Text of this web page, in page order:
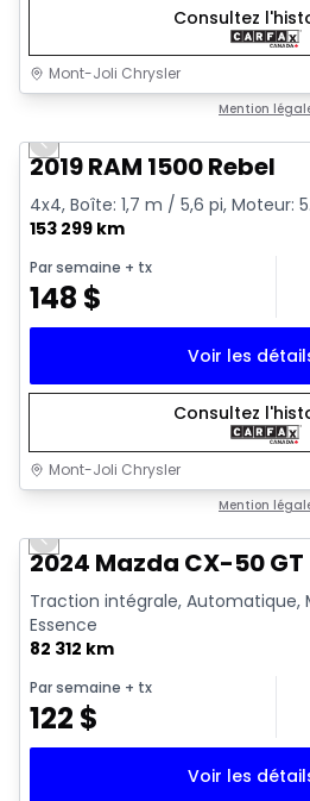
Consultez
Mont-Joli Chrysler
Mention
Vidéo disponible
Previous slide
2019 RAM 1500 Rebel
4x4, Boîte: 1,7 m / 5,6 pi, Moteur:
153 299 km
Par semaine + tx
148 $
Voir les
Consultez
Mont-Joli Chrysler
Mention
Vidéo disponible
Previous slide
2024 Mazda CX-50 GT
Traction intégrale, Automatique,
Essence
82 312 km
Par semaine + tx
122 $
Voir les